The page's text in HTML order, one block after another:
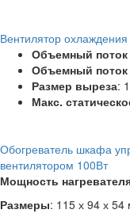
Вентилятор
Объемный поток
Объемный
Размер выреза:
Макс.
Обогреватель шкафа
вентилятором 100Вт
Мощность
Размеры: 115 х 94 х 54